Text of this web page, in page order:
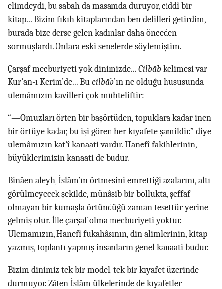
elimdeydi, bu sabah da masamda duruyor, ciddî bir
kitap... Bizim fıkıh kitaplarından ben delilleri getirdim,
burada bize derse gelen kadınlar daha önceden
sormuşlardı. Onlara eski senelerde söylemiştim.
Çarşaf mecburiyeti yok dinimizde...Cilbâbkelimesi var
Kur’an-ı Kerim’de... Bucilbâb’ın ne olduğu hususunda
ulemâmızın kavilleri çok muhteliftir:
“—Omuzları örten bir başörtüden, topuklara kadar inen
bir örtüye kadar, bu işi gören her kıyafete şamildir.” diye
ulemâmızın kat’î kanaati vardır. Hanefî fakihlerinin,
büyüklerimizin kanaati de budur.
Binâen aleyh, İslâm’ın örtmesini emrettiği azalarını, altı
görülmeyecek şekilde, münâsib bir bollukta, şeffaf
olmayan bir kumaşla örtündüğü zaman tesettür yerine
gelmiş olur. İlle çarşaf olma mecburiyeti yoktur.
Ulemamızın, Hanefî fukahâsının, din alimlerinin, kitap
yazmış, toplantı yapmış insanların genel kanaati budur.
Bizim dinimiz tek bir model, tek bir kıyafet üzerinde
durmuyor. Zâten İslâm ülkelerinde de kıyafetler